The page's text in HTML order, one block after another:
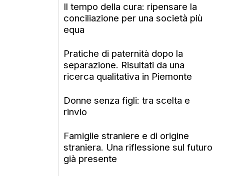
Il tempo della cura: ripensare la
conciliazione per una società più
equa
Pratiche di paternità dopo la
separazione. Risultati da una
ricerca qualitativa in Piemonte
Donne senza figli: tra scelta e
rinvio
Famiglie straniere e di origine
straniera. Una riflessione sul futuro
già presente